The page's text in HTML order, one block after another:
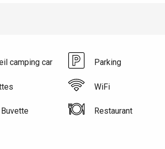
Tréport
camping car Parking
WiFi
Restaurant